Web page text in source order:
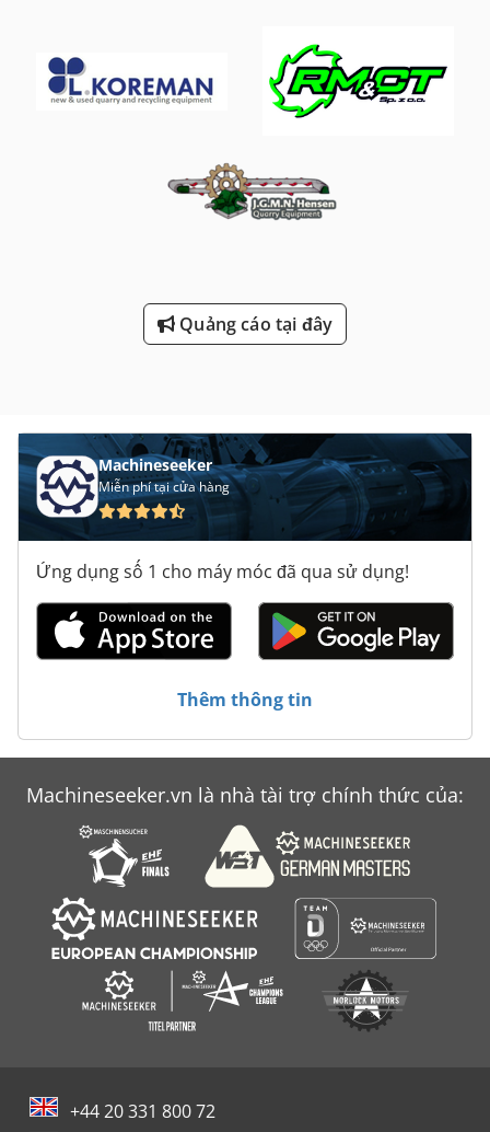
Quảng cáo tại đây
Machineseeker
Miễn phí tại cửa hàng
Ứng dụng số 1 cho máy móc đã qua sử dụng!
Thêm thông tin
Machineseeker.vn là nhà tài trợ chính thức của:
+44 20 331 800 72